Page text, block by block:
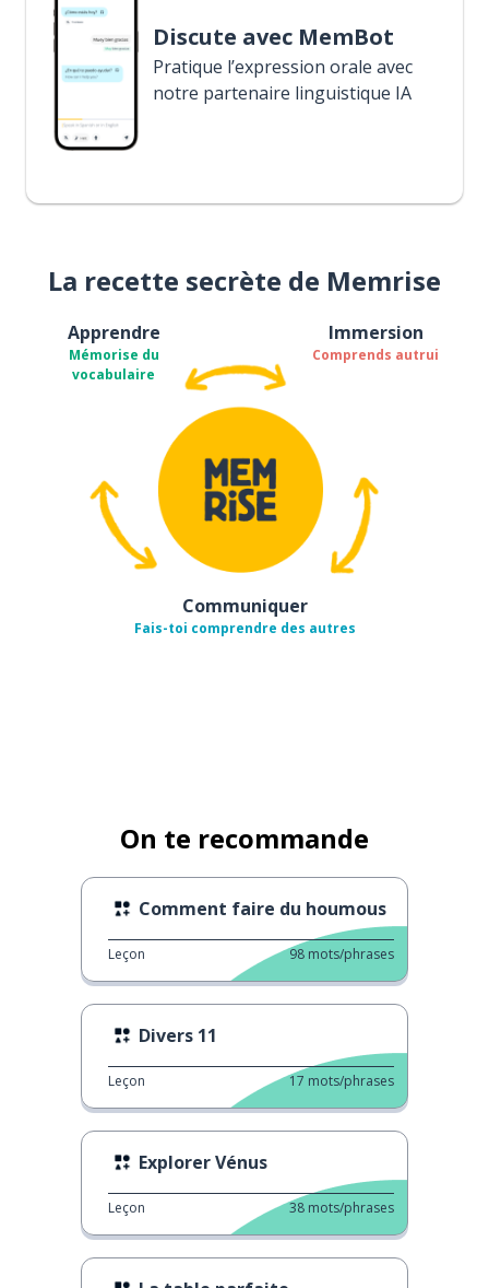
Discute avec MemBot
Pratique l’expression orale avec
notre partenaire linguistique IA
La recette secrète de Memrise
Apprendre
Mémorise du
vocabulaire
Immersion
Comprends autrui
Communiquer
Fais-toi comprendre des autres
On te recommande
Comment faire du houmous
Leçon 98 mots/phrases
Divers 11
Leçon 17 mots/phrases
Explorer Vénus
Leçon 38 mots/phrases